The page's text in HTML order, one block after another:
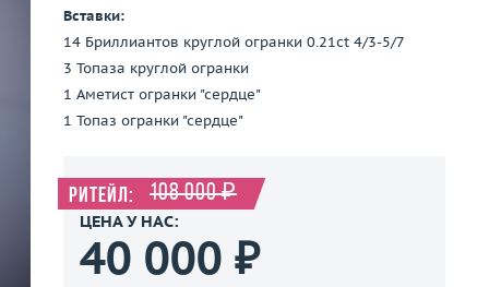
Вставки:
14 Бриллиантов круглой огранки 0.21ct 4/3-5/7
3 Топаза круглой огранки
1 Аметист огранки "сердце"
1 Топаз огранки "сердце"
Ритейл: 108 000 ₽
ЦЕНА У НАС:
40 000 ₽